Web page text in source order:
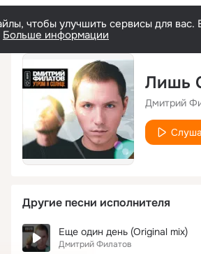
чтобы улучшить сервисы для
Больше информации
Лишь
Дмитрий
Другие песни исполнителя
Еще один день (Original mix)
Дмитрий Филатов